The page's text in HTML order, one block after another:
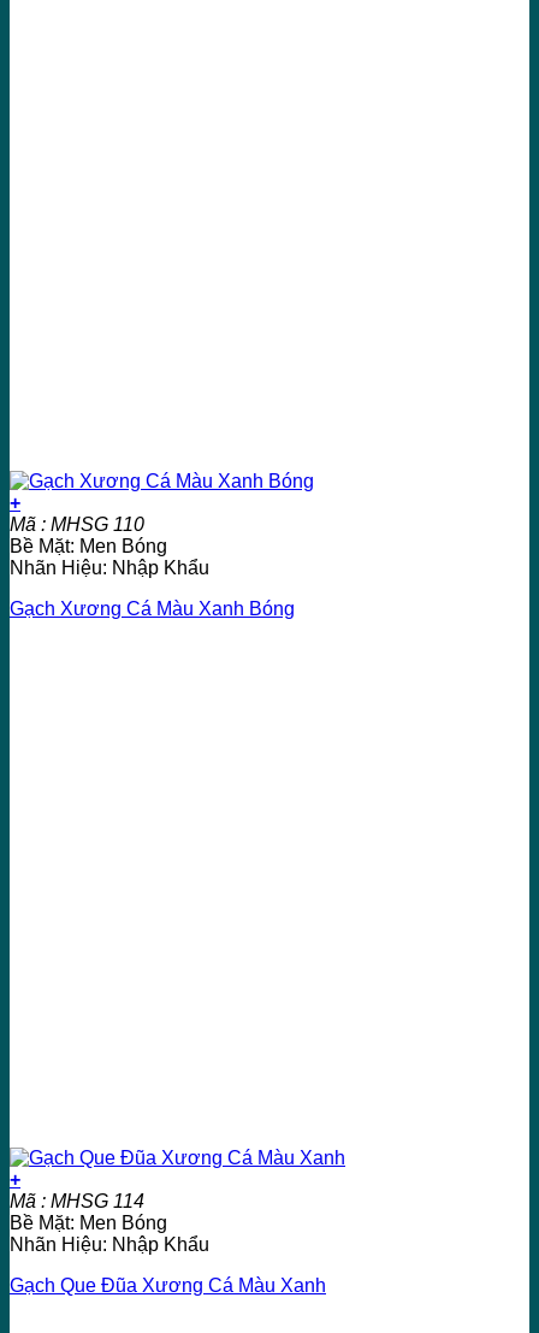
+
Mã : MHSG 110
Bề Mặt: Men Bóng
Nhãn Hiệu: Nhập Khẩu
Gạch Xương Cá Màu Xanh Bóng
+
Mã : MHSG 114
Bề Mặt: Men Bóng
Nhãn Hiệu: Nhập Khẩu
Gạch Que Đũa Xương Cá Màu Xanh